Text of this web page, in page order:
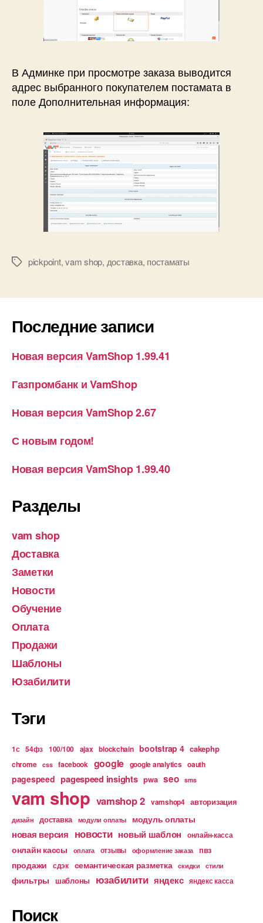
В Админке при просмотре заказа выводится
адрес выбранного покупателем постамата в
поле Дополнительная информация:
Меткиpickpoint,vam shop, доставка, постаматы
Последние записи
Новая версия VamShop 1.99.41
Газпромбанк и VamShop
Новая версия VamShop 2.67
С новым годом!
Новая версия VamShop 1.99.40
Разделы
vam shop
Доставка
Заметки
Новости
Обучение
Оплата
Продажи
Шаблоны
Юзабилити
Тэги
1с 54фз 100/100 ajax blockchain bootstrap 4 cakephp
chrome css facebook google google analytics oauth
pagespeed pagespeed insights pwa seo sms
vam shop vamshop 2 vamshop4 авторизация
дизайн доставка модули оплаты модуль оплаты
новая версия новости новый шаблон онлайн-касса
онлайн кассы оплата отзывы оформление заказа пвз
продажи сдэк семантическая разметка скидки стили
фильтры шаблоны юзабилити яндекс яндекс касса
Поиск